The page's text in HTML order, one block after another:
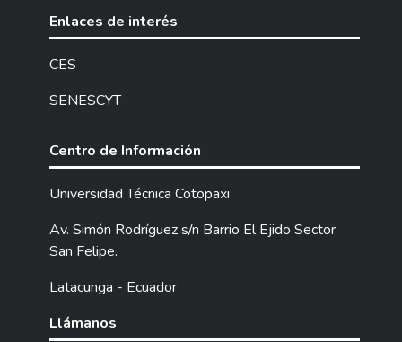
Enlaces de interés
CES
SENESCYT
Centro de Información
Universidad Técnica Cotopaxi
Av. Simón Rodríguez s/n Barrio El Ejido Sector
San Felipe.
Latacunga - Ecuador
Llámanos